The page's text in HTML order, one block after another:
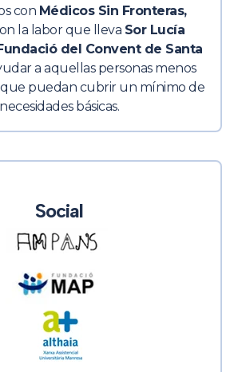
con Médicos Sin Fronteras,
la labor que lleva Sor Lucía
del Conventde Santa
a aquellas personas menos
puedan cubrir un mínimo de
necesidades básicas.
Social